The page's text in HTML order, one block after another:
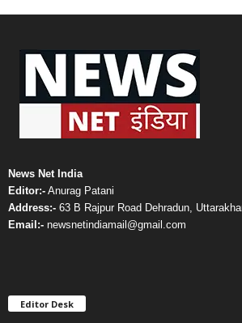
News Net India
Editor:- Anurag Patani
Address:- 63 B Rajpur Road Dehradun,
Email:- newsnetindiamail@gmail.com
Editor Desk